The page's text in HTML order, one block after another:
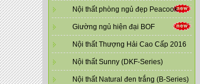
Nội thất phòng ngủ đẹp Peacook
Giường ngủ hiện đại BOF
Nội thất Thượng Hải Cao Cấp 2016
Nội thất Sunny (DKF-Series)
Nội thất Natural đen trắng (B-Series)